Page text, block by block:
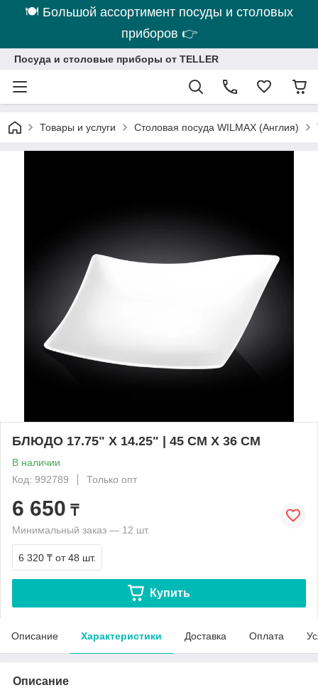
🍽 Большой ассортимент посуды и столовых
приборов 👉
Посуда и столовые приборы от TELLER
Товары и услуги Столовая посуда WILMAX (Англия)
БЛЮДО 17.75" X 14.25" | 45 CM X 36 CM
В наличии
Код: 992789
Только опт
6 650 ₸
Минимальный заказ — 12 шт.
6 320 ₸ от 48 шт.
Купить
Описание Характеристики Доставка Оплата
Описание